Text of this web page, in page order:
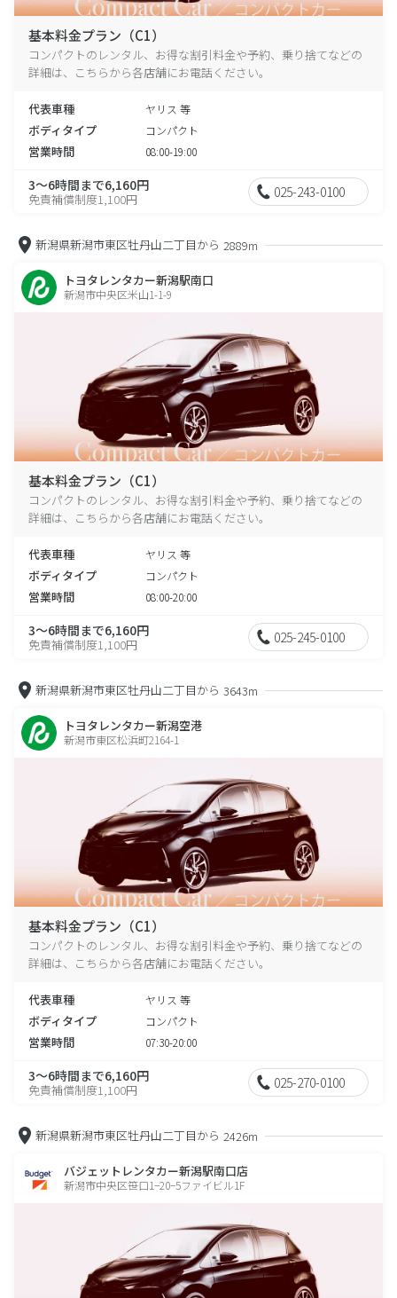
基本料金プラン（C1）
コンパクトのレンタル、お得な割引料金や予約、乗り捨てなどの
詳細は、こちらから各店舗にお電話ください。
代表車種 ヤリス 等
ボディタイプ コンパクト
営業時間 08:00-19:00
3～6時間まで6,160円
免責補償制度1,100円 025-243-0100
新潟県新潟市東区牡丹山二丁目から 2889m
トヨタレンタカー新潟駅南口
新潟市中央区米山1-1-9
基本料金プラン（C1）
コンパクトのレンタル、お得な割引料金や予約、乗り捨てなどの
詳細は、こちらから各店舗にお電話ください。
代表車種 ヤリス 等
ボディタイプ コンパクト
営業時間 08:00-20:00
3～6時間まで6,160円
免責補償制度1,100円 025-245-0100
新潟県新潟市東区牡丹山二丁目から 3643m
トヨタレンタカー新潟空港
新潟市東区松浜町2164-1
基本料金プラン（C1）
コンパクトのレンタル、お得な割引料金や予約、乗り捨てなどの
詳細は、こちらから各店舗にお電話ください。
代表車種 ヤリス 等
ボディタイプ コンパクト
営業時間 07:30-20:00
3～6時間まで6,160円
免責補償制度1,100円 025-270-0100
新潟県新潟市東区牡丹山二丁目から 2426m
バジェットレンタカー新潟駅南口店
新潟市中央区笹口1−20−5ファイビル1F